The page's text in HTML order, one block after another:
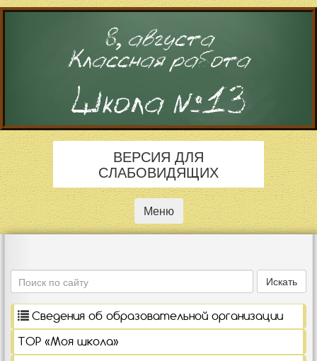
8, августа
Классная работа
Школа №13
ВЕРСИЯ ДЛЯ
СЛАБОВИДЯЩИХ
Меню
Поиск
Искать
Сведения об образовательной организации
ТОР «Моя школа»